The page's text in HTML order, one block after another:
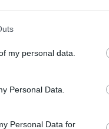
my personal data.
Personal Data.
Personal Data for